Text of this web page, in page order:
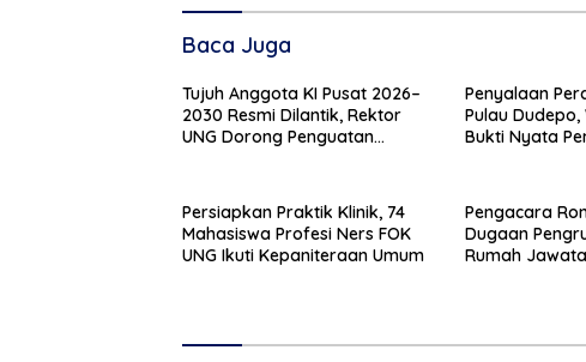
Baca Juga
Tujuh Anggota KI Pusat 2026–
2030 Resmi Dilantik, Rektor
UNG Dorong Penguatan
Penyalaan
Pulau
Bukti Nyata
Persiapkan Praktik Klinik, 74
Mahasiswa Profesi Ners FOK
UNG Ikuti Kepaniteraan Umum
Pengacara
Dugaan
Rumah